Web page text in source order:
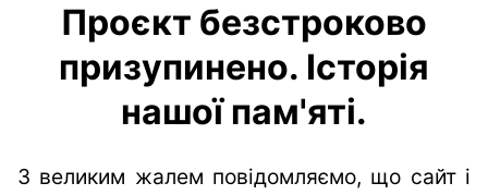
Проєкт безстроково
призупинено. Історія
нашої пам'яті.
З великим жалем повідомляємо, що сайт і